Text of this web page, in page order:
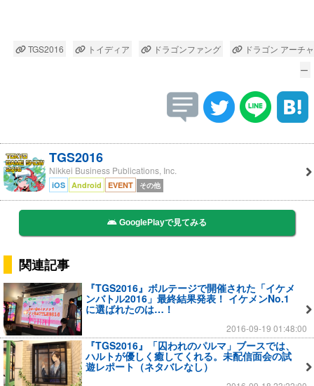
TGS2016 トイディア ドラゴンファング
ドラゴン アーチャ
ー
TGS2016
Nikkei Business Publications, Inc.
iOS Android EVENT その他
GooglePlayで見てみる
関連記事
『TGS2016』ボルテージで開催された「イケメ
ンバトル2016」最終結果発表！ イケメンNo.1
に選ばれたのは…！
2016-09-19 01:48:00
『TGS2016』「囚われのパルマ」ブースでは、
ハルトが優しく癒してくれる。未配信面会の試
遊レポート（ネタバレなし）